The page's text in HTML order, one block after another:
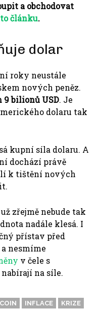
a obchodovat
článku.
dolar
roky neustále
nových peněz.
bilionů USD. Je
dolaru tak
kupní síla dolaru. A
dochází právě
k tištění nových
zřejmě nebude tak
nadále klesá. I
přístav před
a nesmíme
v čele s
na síle.
INFLACE
KRIZE